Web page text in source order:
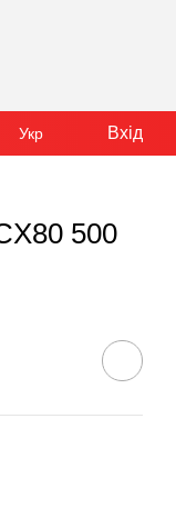
Укр Вхід
500